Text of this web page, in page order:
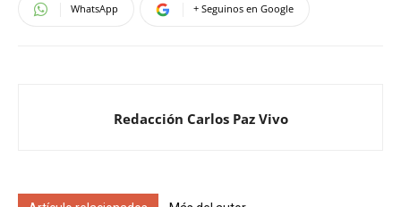
WhatsApp + Seguinos en Google
Redacción Carlos Paz Vivo